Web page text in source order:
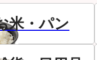
米・パン